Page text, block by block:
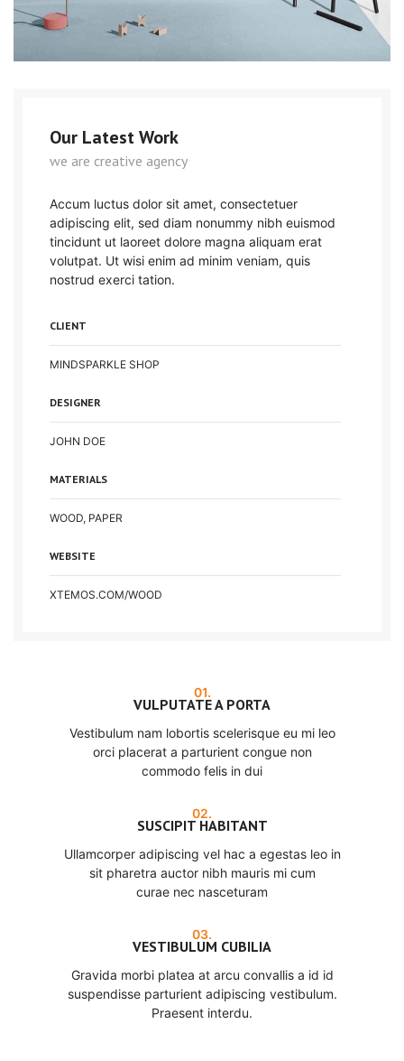
Our Latest Work
we are creative agency
Accum luctus dolor sit amet, consectetuer
adipiscing elit, sed diam nonummy nibh euismod
tincidunt ut laoreet dolore magna aliquam erat
volutpat. Ut wisi enim ad minim veniam, quis
nostrud exerci tation.
CLIENT
MINDSPARKLE SHOP
DESIGNER
JOHN DOE
MATERIALS
WOOD, PAPER
WEBSITE
XTEMOS.COM/WOOD
01.
VULPUTATE A PORTA
Vestibulum nam lobortis scelerisque eu mi leo
orci placerat a parturient congue non
commodo felis in dui
02.
SUSCIPIT HABITANT
Ullamcorper adipiscing vel hac a egestas leo in
sit pharetra auctor nibh mauris mi cum
curae nec nasceturam
03.
VESTIBULUM CUBILIA
Gravida morbi platea at arcu convallis a id id
suspendisse parturient adipiscing vestibulum.
Praesent interdu.